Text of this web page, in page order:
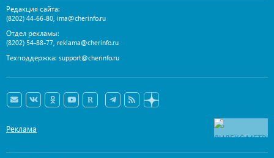
Редакция сайта:
(8202) 44-66-80, ima@cherinfo.ru
Отдел рекламы:
(8202) 54-88-77, reklama@cherinfo.ru
Техподдержка: support@cherinfo.ru
Реклама